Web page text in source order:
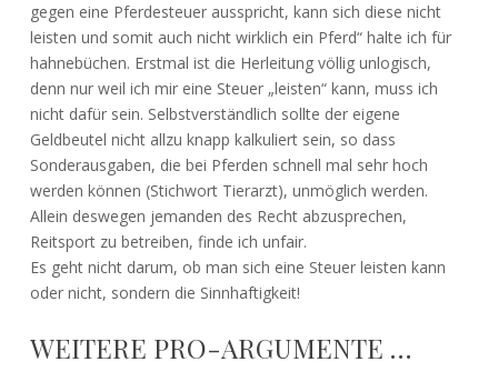
gegen eine Pferdesteuer ausspricht, kann sich diese nicht
leisten und somit auch nicht wirklich ein Pferd“ halte ich für
hahnebüchen. Erstmal ist die Herleitung völlig unlogisch,
denn nur weil ich mir eine Steuer „leisten“ kann, muss ich
nicht dafür sein. Selbstverständlich sollte der eigene
Geldbeutel nicht allzu knapp kalkuliert sein, so dass
Sonderausgaben, die bei Pferden schnell mal sehr hoch
werden können (Stichwort Tierarzt), unmöglich werden.
Allein deswegen jemanden des Recht abzusprechen,
Reitsport zu betreiben, finde ich unfair.
Es geht nicht darum, ob man sich eine Steuer leisten kann
oder nicht, sondern die Sinnhaftigkeit!
WEITERE PRO-ARGUMENTE …